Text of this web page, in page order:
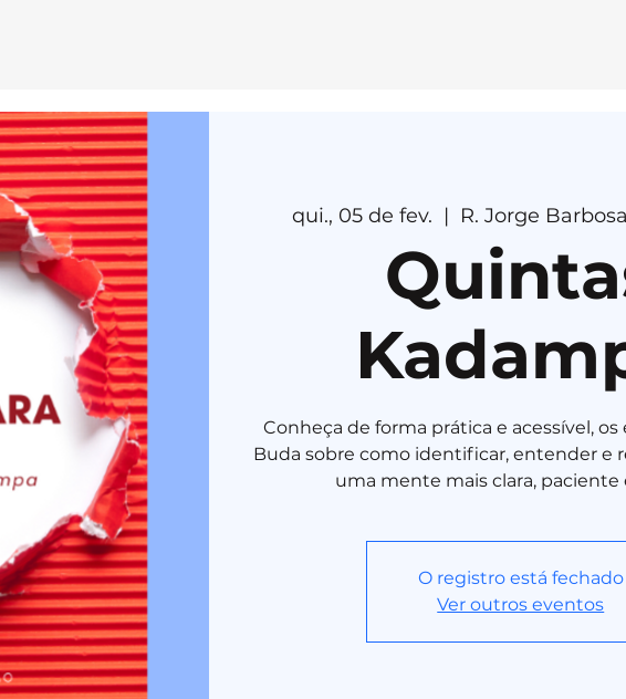
MEDI
ERUK qui., 05 de fev.
  |
R. Jorge
Conheça de forma prática e acessível,
Buda sobre como identificar, entender e
uma mente mais clara, paciente
O registro está fechado
Ver outros eventos